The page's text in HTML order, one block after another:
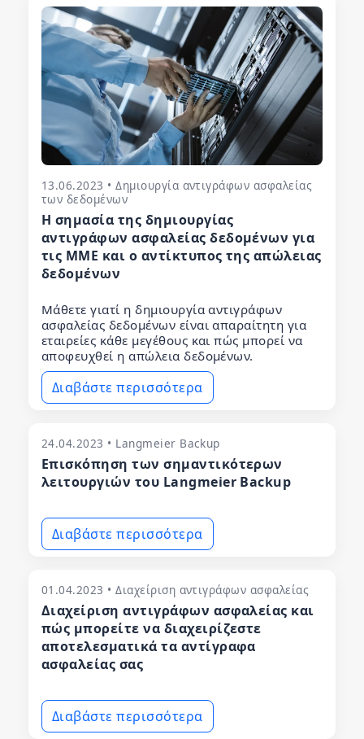
13.06.2023 • Δημιουργία αντιγράφων ασφαλείας
των δεδομένων
Η σημασία της δημιουργίας
αντιγράφων ασφαλείας δεδομένων για
τις ΜΜΕ και ο αντίκτυπος της απώλειας
δεδομένων
Μάθετε γιατί η δημιουργία αντιγράφων
ασφαλείας δεδομένων είναι απαραίτητη για
εταιρείες κάθε μεγέθους και πώς μπορεί να
αποφευχθεί η απώλεια δεδομένων.
Διαβάστε περισσότερα
24.04.2023 • Langmeier Backup
Επισκόπηση των σημαντικότερων
λειτουργιών του Langmeier Backup
Διαβάστε περισσότερα
01.04.2023 • Διαχείριση αντιγράφων ασφαλείας
Διαχείριση αντιγράφων ασφαλείας και
πώς μπορείτε να διαχειρίζεστε
αποτελεσματικά τα αντίγραφα
ασφαλείας σας
Διαβάστε περισσότερα